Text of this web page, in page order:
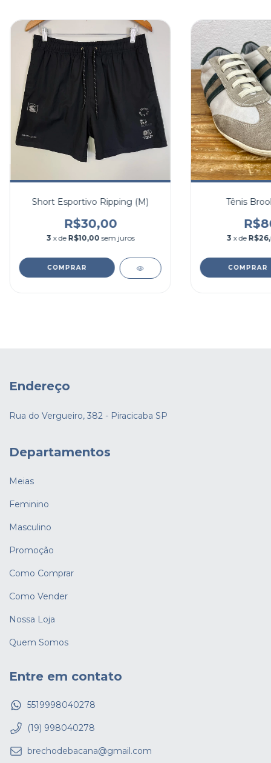
Short Esportivo Ripping (M)
R$30,00
3 x de R$10,00 sem juros
COMPRAR
Tênis
3 x de
COMPRAR
Endereço
Rua do Vergueiro, 382 - Piracicaba SP
Departamentos
Meias
Feminino
Masculino
Promoção
Como Comprar
Como Vender
Nossa Loja
Quem Somos
Entre em contato
5519998040278
(19) 998040278
brechodebacana@gmail.com